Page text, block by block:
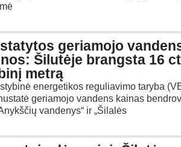
geriamojo
Šilutėje brangsta 16
metrą
energetikos reguliavimo taryba
geriamojo vandens kainas
vandenys“ ir „Šilalės